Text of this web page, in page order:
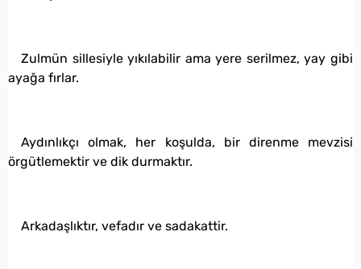
Zulmün sillesiyle yıkılabilir ama yere serilmez, yay gibi
ayağa fırlar.
Aydınlıkçı olmak, her koşulda, bir direnme mevzisi
örgütlemektir ve dik durmaktır.
Arkadaşlıktır, vefadır ve sadakattir.